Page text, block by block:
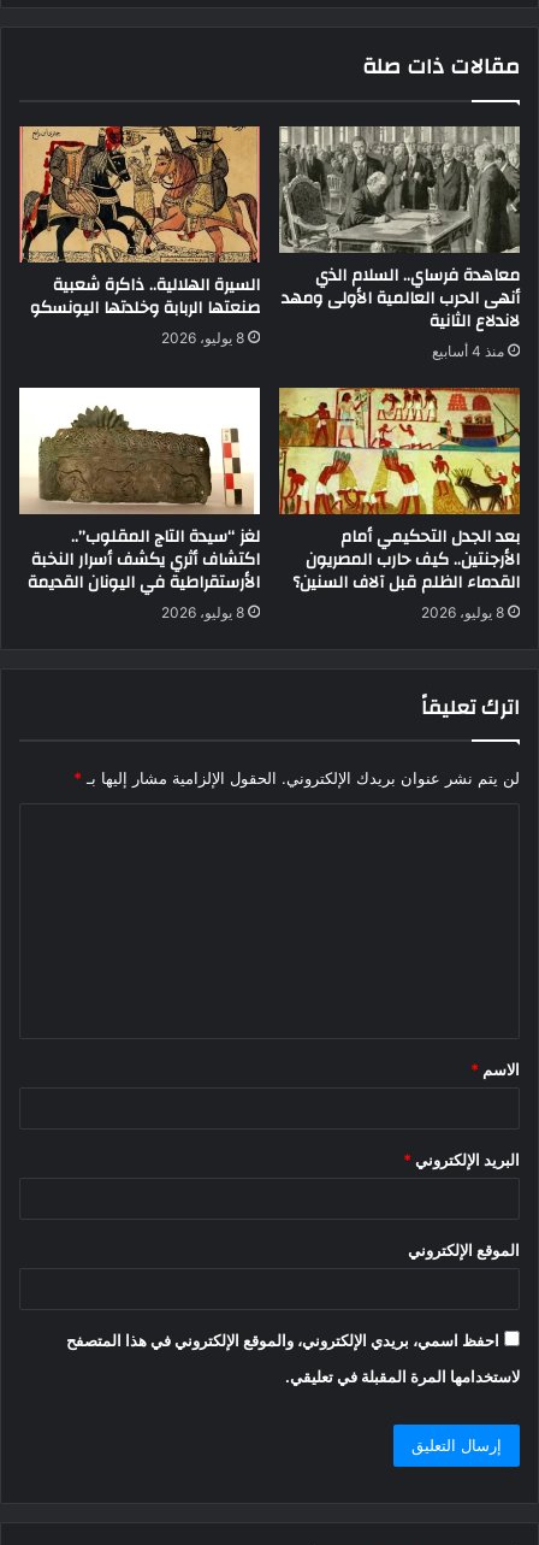
مقالات ذات صلة
معاهدة فرساي.. السلام الذي
أنهى الحرب العالمية الأولى ومهد
لاندلاع الثانية
منذ 4 أسابيع
السيرة الهلالية.. ذاكرة شعبية
صنعتها الربابة وخلدتها اليونسكو
8 يوليو، 2026
بعد الجدل التحكيمي أمام
الأرجنتين.. كيف حارب المصريون
القدماء الظلم قبل آلاف السنين؟
8 يوليو، 2026
لغز “سيدة التاج المقلوب”..
اكتشاف أثري يكشف أسرار النخبة
الأرستقراطية في اليونان القديمة
8 يوليو، 2026
اترك تعليقاً
لن يتم نشر عنوان بريدك الإلكتروني. الحقول الإلزامية مشار إليها بـ *
*
الاسم *
البريد الإلكتروني *
الموقع الإلكتروني
احفظ اسمي، بريدي الإلكتروني، والموقع الإلكتروني في هذا المتصفح
لاستخدامها المرة المقبلة في تعليقي.